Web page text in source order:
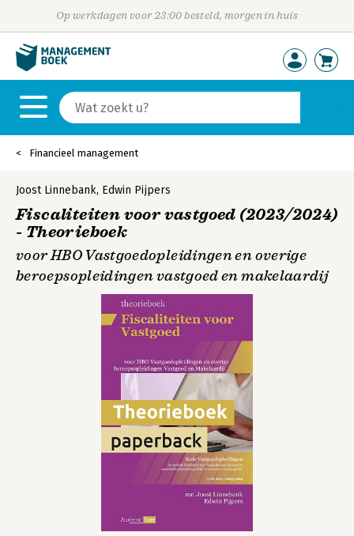
Op werkdagen voor 23:00 besteld, morgen in huis
Financieel management
Joost Linnebank, Edwin Pijpers
Fiscaliteiten voor vastgoed (2023/2024)
- Theorieboek
voor HBO Vastgoedopleidingen en overige
beroepsopleidingen vastgoed en makelaardij